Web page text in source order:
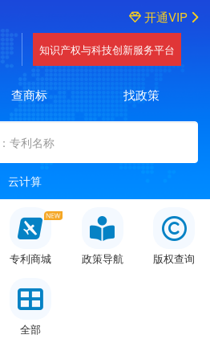
开通VIP
知识产权与科技创新服务平台
查商标 找政策
云计算
专利商城 政策导航 版权查询
全部